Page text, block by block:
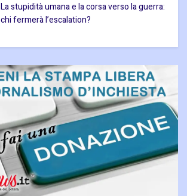
La stupidità umana e la corsa verso la guerra:
chi fermerà l’escalation?